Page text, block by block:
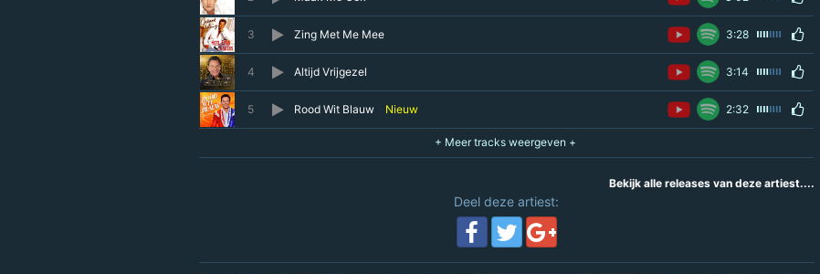
3 Zing Met Me Mee 3:28
4 Altijd Vrijgezel 3:14
5 Rood Wit Blauw Nieuw 2:32
Bekijk alle releases van deze artiest....
Deel deze artiest: